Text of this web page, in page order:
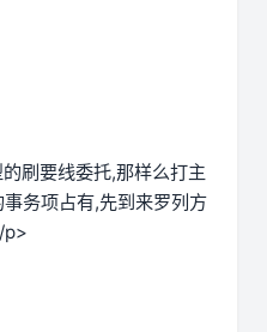
刷要线委托,那样么打主
务项占有,先到来罗列方
p>